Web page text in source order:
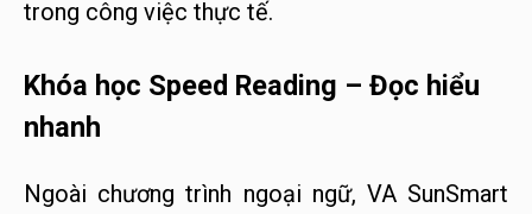
trong công việc thực tế.
Khóa học Speed Reading – Đọc hiểu
nhanh
Ngoài chương trình ngoại ngữ, VA SunSmart